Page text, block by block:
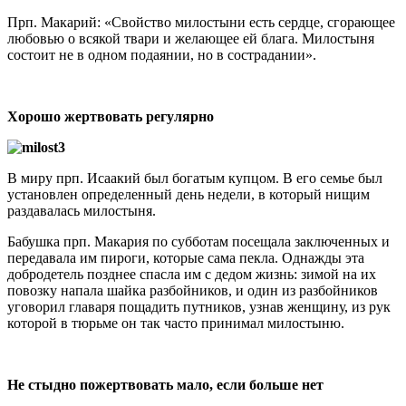
Прп. Макарий: «Свойство милостыни есть сердце, сгорающее
любовью о всякой твари и желающее ей блага. Милостыня
состоит не в одном подаянии, но в сострадании».
Хорошо жертвовать регулярно
В миру прп. Исаакий был богатым купцом. В его семье был
установлен определенный день недели, в который нищим
раздавалась милостыня.
Бабушка прп. Макария по субботам посещала заключенных и
передавала им пироги, которые сама пекла. Однажды эта
добродетель позднее спасла им с дедом жизнь: зимой на их
повозку напала шайка разбойников, и один из разбойников
уговорил главаря пощадить путников, узнав женщину, из рук
которой в тюрьме он так часто принимал милостыню.
Не стыдно пожертвовать мало, если больше нет